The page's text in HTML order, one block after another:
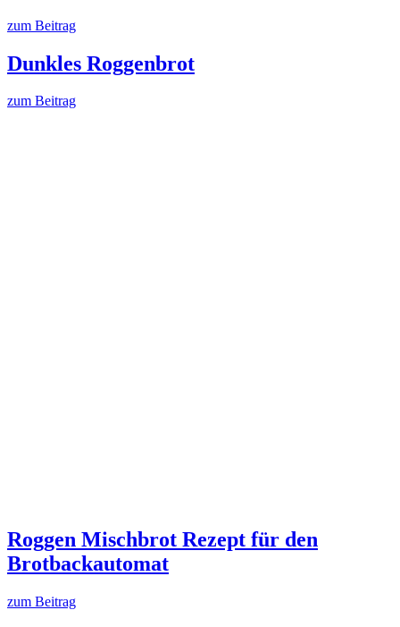
zum Beitrag
Dunkles Roggenbrot
zum Beitrag
Roggen Mischbrot Rezept für den
Brotbackautomat
zum Beitrag